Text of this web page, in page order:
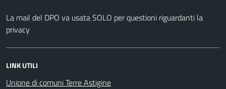
La mail del DPO va usata SOLO per questioni riguardanti la
privacy
LINK UTILI
Unione di comuni Terre Astigine